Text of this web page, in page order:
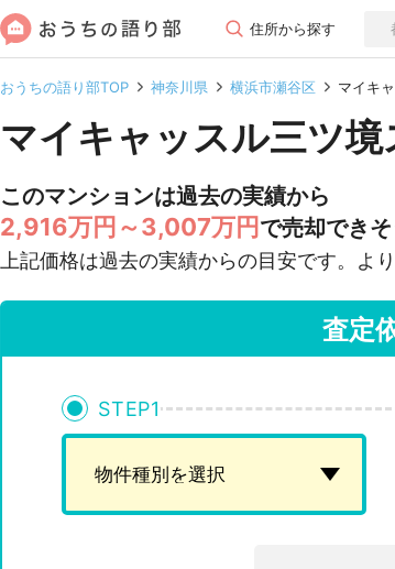
住所から探す
おうちの語り部TOP 神奈川県 横浜市瀬谷区 マイキ
マイキャッスル三ツ
このマンションは過去の実績から
2,916万円～3,007万円 で売却できそ
上記価格は過去の実績からの目安です。よ
査定
STEP1